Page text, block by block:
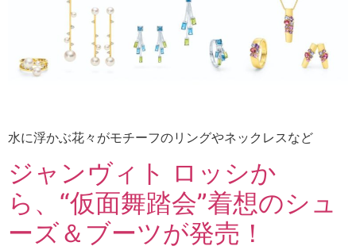
水に浮かぶ花々がモチーフのリングやネックレスなど
ジャンヴィト ロッシか
ら、“仮面舞踏会”着想のシュ
ーズ＆ブーツが発売！